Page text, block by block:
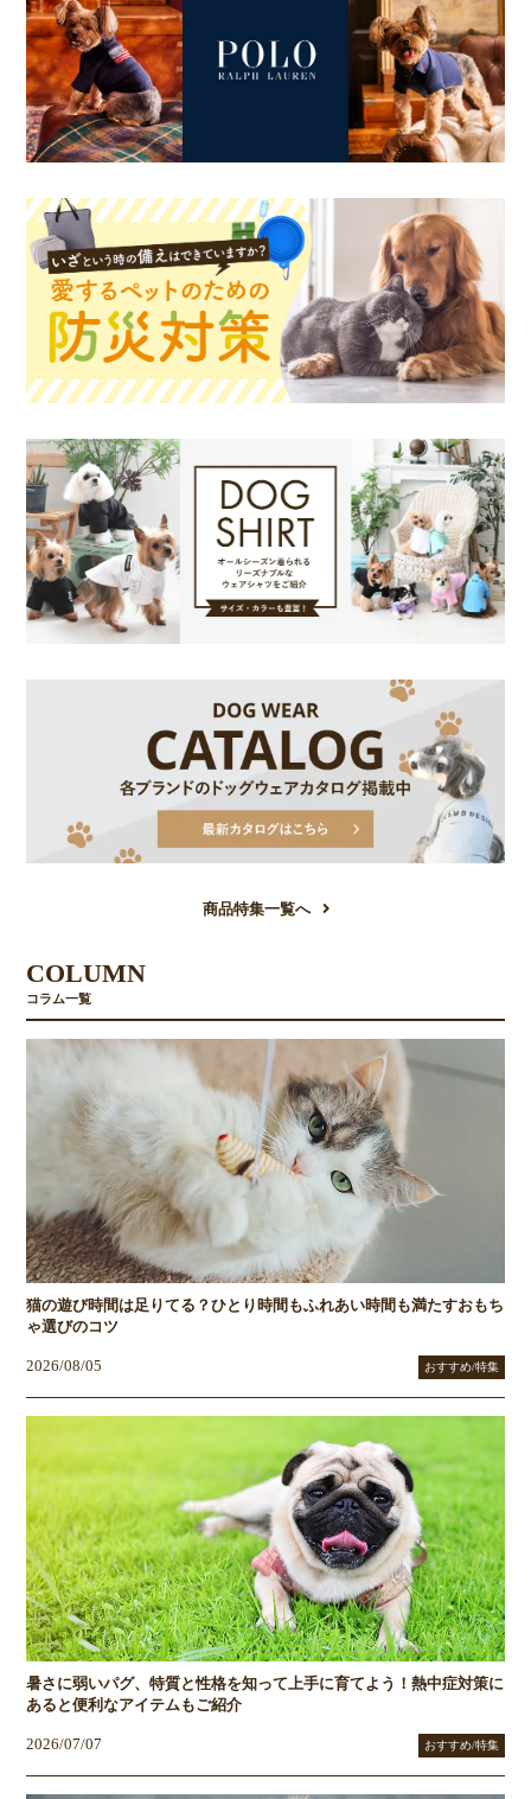
商品特集一覧へ
COLUMN
コラム一覧
猫の遊び時間は足りてる？ひとり時間もふれあい時間も満たすおもち
ゃ選びのコツ
2026/08/05 おすすめ/特集
暑さに弱いパグ、特質と性格を知って上手に育てよう！熱中症対策に
あると便利なアイテムもご紹介
2026/07/07 おすすめ/特集